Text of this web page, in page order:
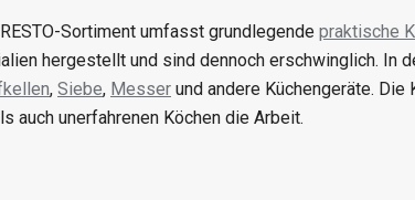
Sortiment umfasst grundlegende praktische
hergestellt und sind dennoch erschwinglich. In
, Siebe, Messer und andere Küchengeräte. Die
auch unerfahrenen Köchen die Arbeit.